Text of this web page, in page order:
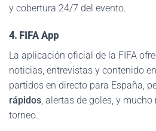
y cobertura 24/7 del evento.
4. FIFA App
La aplicación oficial de la FIFA
noticias, entrevistas y contenido
partidos en directo para España,
rápidos, alertas de goles, y
torneo.